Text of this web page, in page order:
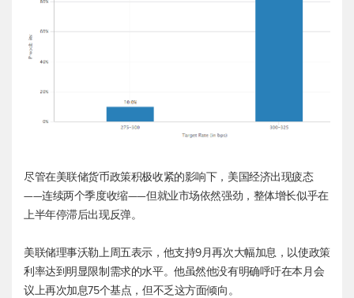
尽管在美联储货币政策积极收紧的影响下，美国经济出现疲态
——连续两个季度收缩——但就业市场依然强劲，整体增长似乎在
上半年停滞后出现反弹。
美联储理事沃勒上周五表示，他支持9月再次大幅加息，以使政策
利率达到明显限制需求的水平。他虽然他没有明确呼吁在本月会
议上再次加息75个基点，但不乏这方面倾向。